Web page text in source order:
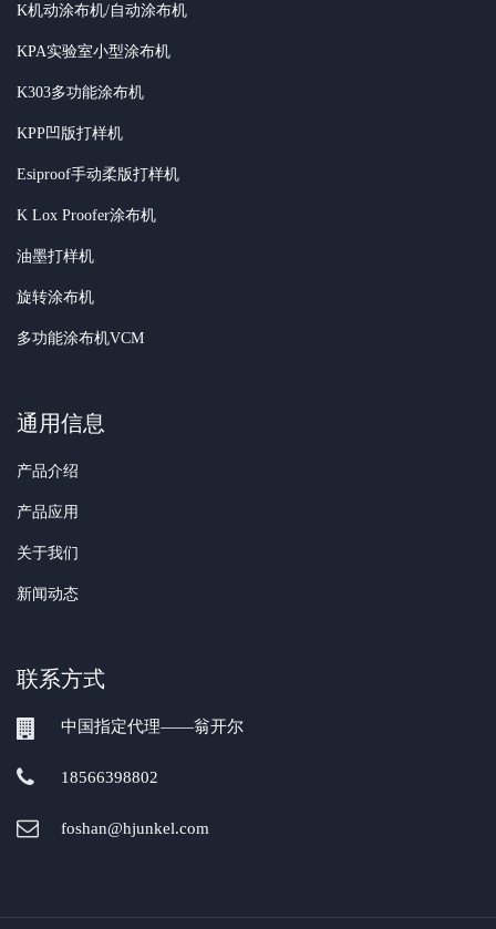
K机动涂布机/自动涂布机
KPA实验室小型涂布机
K303多功能涂布机
KPP凹版打样机
Esiproof手动柔版打样机
K Lox Proofer涂布机
油墨打样机
旋转涂布机
多功能涂布机VCM
通用信息
产品介绍
产品应用
关于我们
新闻动态
联系方式
中国指定代理——翁开尔
18566398802
foshan@hjunkel.com